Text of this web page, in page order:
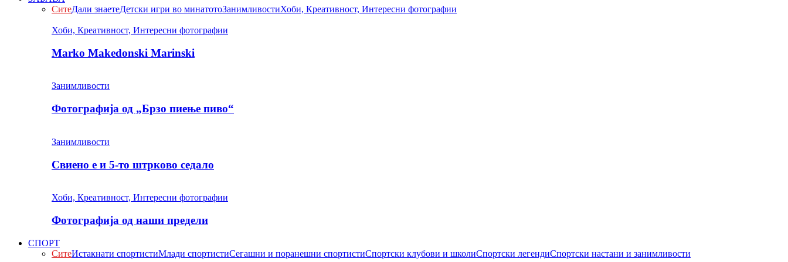
СитеДали знаетеДетски игри во минатотоЗанимливостиХоби, Креативност, Интересни фотографии
Хоби, Креативност, Интересни фотографии
Marko Makedonski Marinski
Занимливости
Фотографија од „Брзо пиење пиво“
Занимливости
Свиено е и 5-то штрково седало
Хоби, Креативност, Интересни фотографии
Фотографија од наши предели
СПОРТ
СитеИстакнати спортистиМлади спортистиСегашни и поранешни спортистиСпортски клубови и школиСпортски легендиСпортски настани и занимливости